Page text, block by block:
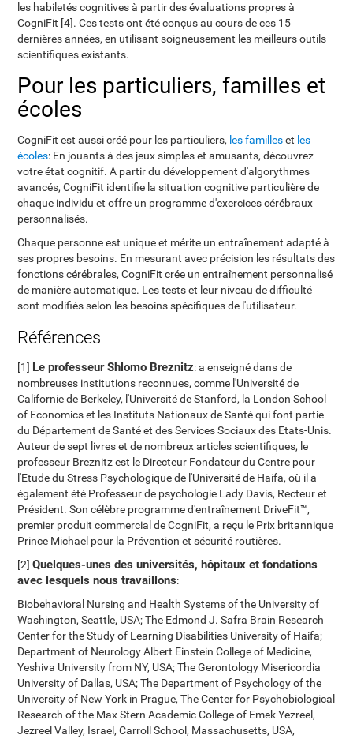
les habiletés cognitives à partir des évaluations propres à
CogniFit [4]. Ces tests ont été conçus au cours de ces 15
dernières années, en utilisant soigneusement les meilleurs outils
scientifiques existants.
Pour les particuliers, familles et
écoles
CogniFit est aussi créé pour les particuliers, les familleset les
écoles: En jouants à des jeux simples et amusants, découvrez
votre état cognitif. A partir du développement d'algorythmes
avancés, CogniFit identifie la situation cognitive particulière de
chaque individu et offre un programme d'exercices cérébraux
personnalisés.
Chaque personne est unique et mérite un entraînement adapté à
ses propres besoins. En mesurant avec précision les résultats des
fonctions cérébrales, CogniFit crée un entraînement personnalisé
de manière automatique. Les tests et leur niveau de difficulté
sont modifiés selon les besoins spécifiques de l'utilisateur.
Références
[1] Le professeur Shlomo Breznitz: a enseigné dans de
nombreuses institutions reconnues, comme l'Université de
Californie de Berkeley, l'Université de Stanford, la London School
of Economics et les Instituts Nationaux de Santé qui font partie
du Département de Santé et des Services Sociaux des Etats-Unis.
Auteur de sept livres et de nombreux articles scientifiques, le
professeur Breznitz est le Directeur Fondateur du Centre pour
l'Etude du Stress Psychologique de l'Université de Haifa, où il a
également été Professeur de psychologie Lady Davis, Recteur et
Président. Son célèbre programme d'entraînement DriveFit™,
premier produit commercial de CogniFit, a reçu le Prix britannique
Prince Michael pour la Prévention et sécurité routières.
[2]Quelques-unes des universités, hôpitaux et fondations
avec lesquels nous travaillons:
Biobehavioral Nursing and Health Systems of the University of
Washington, Seattle, USA; The Edmond J. Safra Brain Research
Center for the Study of Learning Disabilities University of Haifa;
Department of Neurology Albert Einstein College of Medicine,
Yeshiva University from NY, USA; The Gerontology Misericordia
University of Dallas, USA; The Department of Psychology of the
University of New York in Prague, The Center for Psychobiological
Research of the Max Stern Academic College of Emek Yezreel,
Jezreel Valley, Israel, Carroll School, Massachusetts, USA,